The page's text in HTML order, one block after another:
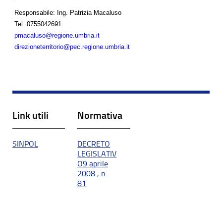
Responsabile: Ing. Patrizia Macaluso
Tel.
0755042691
pmacaluso@regione.umbria.it
direzioneterritorio@pec.regione.umbria.it
Link utili
SINPOL
Normativa
DECRETO
LEGISLATIV
O9 aprile
2008 , n.
81